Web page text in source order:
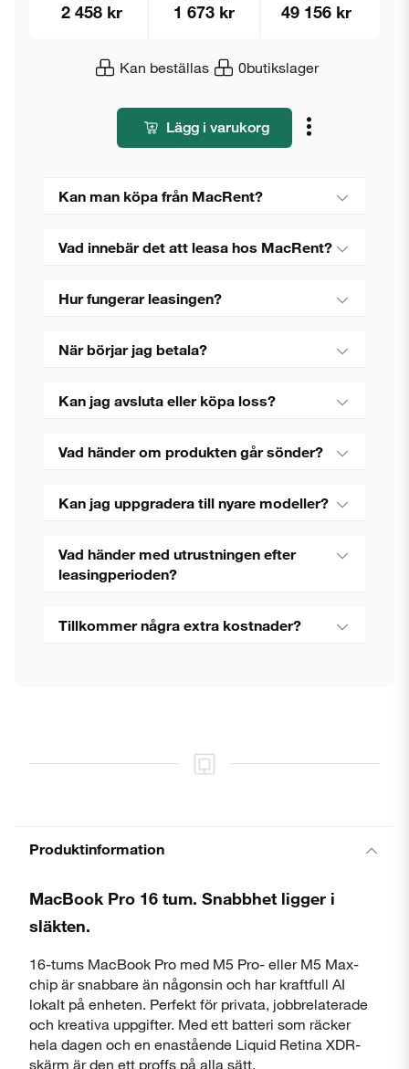
Kan beställas 0butikslager
2 458 kr 1 673 kr 49 156 kr
Lägg i varukorg
Kan man köpa från MacRent?
Vad innebär det att leasa hos MacRent?
Hur fungerar leasingen?
När börjar jag betala?
Kan jag avsluta eller köpa loss?
Vad händer om produkten går sönder?
Kan jag uppgradera till nyare modeller?
Vad händer med utrustningen efter
leasingperioden?
Tillkommer några extra kostnader?
Produktinformation
MacBook Pro 16 tum. Snabbhet ligger i
släkten.
16-tums MacBook Pro med M5 Pro- eller M5 Max-
chip är snabbare än någonsin och har kraftfull AI
lokalt på enheten. Perfekt för privata, jobbrelaterade
och kreativa uppgifter. Med ett batteri som räcker
hela dagen och en enastående Liquid Retina XDR-
skärm är den ett proffs på alla sätt.